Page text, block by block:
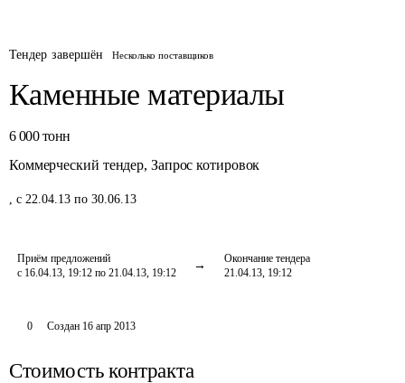
Тендер завершён Несколько поставщиков
Каменные материалы
6 000 тонн
Коммерческий тендер, Запрос котировок
, с 22.04.13 по 30.06.13
Приём предложений
с 16.04.13, 19:12 по 21.04.13, 19:12
Окончание тендера
21.04.13, 19:12
0 Создан 16 апр 2013
Стоимость контракта